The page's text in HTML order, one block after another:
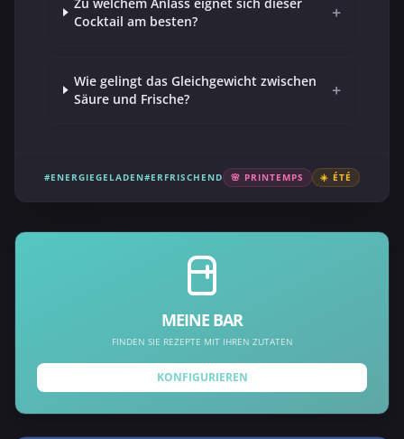
Cocktail am besten?
+
Wie gelingt das Gleichgewicht zwischen
Säure und Frische?
+
#ENERGIEGELADEN#ERFRISCHEND 🌸 PRINTEMPS ☀️ ÉTÉ
MEINE BAR
FINDEN SIE REZEPTE MIT IHREN ZUTATEN
KONFIGURIEREN